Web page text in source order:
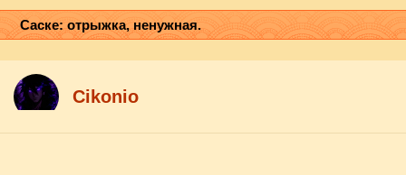
Саске: отрыжка, ненужная.
Cikоnio